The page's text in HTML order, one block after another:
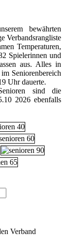
bewährten
Verbandsrangliste
Temperaturen,
Spielerinnen und
aus. Alles in
Seniorenbereich
Uhr dauerte.
sind die
2026 ebenfalls
Verband